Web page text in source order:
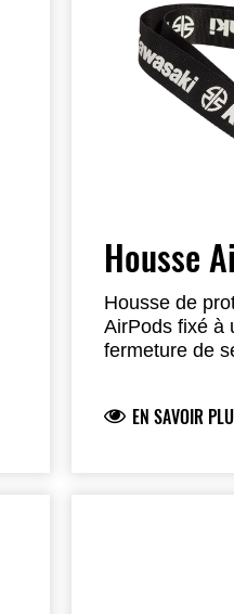
Housse
Housse de
AirPods fixé à
fermeture de
EN SAVOIR